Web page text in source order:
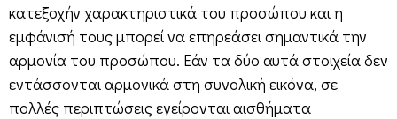
κατεξοχήν χαρακτηριστικά του προσώπου και η
εμφάνισή τους μπορεί να επηρεάσει σημαντικά την
αρμονία του προσώπου. Εάν τα δύο αυτά στοιχεία δεν
εντάσσονται αρμονικά στη συνολική εικόνα, σε
πολλές περιπτώσεις εγείρονται αισθήματα